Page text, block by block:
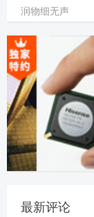
润物细无声
最新评论